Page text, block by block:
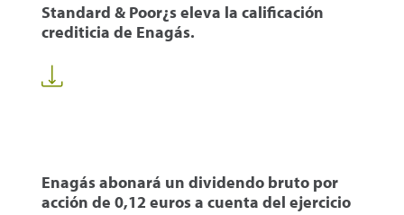
Standard & Poor¿s eleva la calificación
crediticia de Enagás.
Enagás abonará un dividendo bruto por
acción de 0,12 euros a cuenta del ejercicio